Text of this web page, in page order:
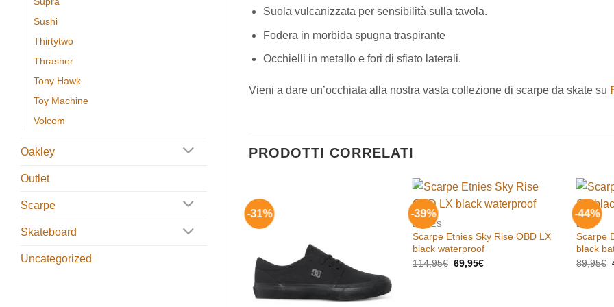
Sushi
Thirtytwo
Thrasher
Tony Hawk
Toy Machine
Volcom
Oakley
Outlet
Scarpe
Skateboard
Uncategorized
Suola vulcanizzata per sensibilità sulla tavola.
Fodera in morbida spugna traspirante
Occhielli in metallo e fori di sfiato laterali.
Vieni a dare un’occhiata alla nostra vasta collezione di scarpe da skate su
PRODOTTI CORRELATI
-31% -39%
dei
ETNIES
Scarpe Etnies Sky Rise OBD LX
black waterproof
114,95€ Il
prezzo
69,95€Il
-44%
DC
Scarpe
black
89,95€
alla lista
dei